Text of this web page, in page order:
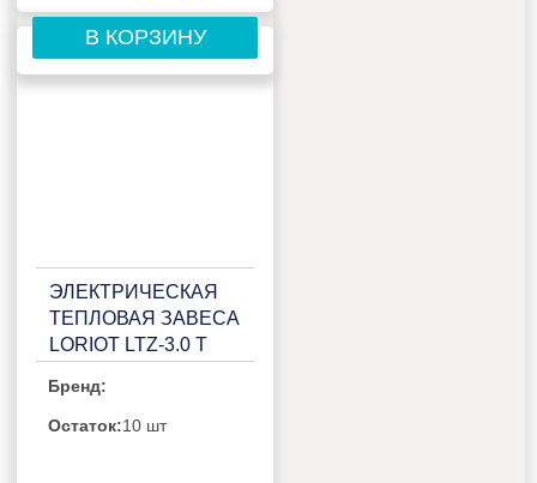
В КОРЗИНУ
ЭЛЕКТРИЧЕСКАЯ
ТЕПЛОВАЯ ЗАВЕСА
LORIOT LTZ-3.0 T
Бренд:
Остаток:10 шт